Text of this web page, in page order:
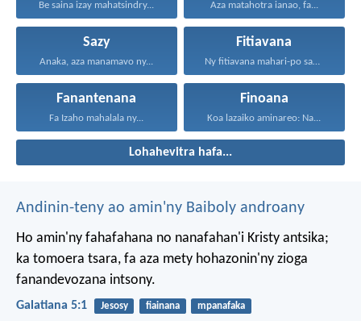
Be saina izay mahatsindry... Aza matahotra ianao, fa...
Sazy
Anaka, aza manamavo ny...
Fitiavana
Ny fitiavana mahari-po sady...
Fanantenana
Fa Izaho mahalala ny...
Finoana
Koa lazaiko aminareo: Na...
Lohahevitra hafa...
Andinin-teny ao amin'ny Baiboly androany
Ho amin'ny fahafahana no nanafahan'i Kristy antsika;
ka tomoera tsara, fa aza mety hohazonin'ny zioga
fanandevozana intsony.
Galatiana 5:1 Jesosy fiainana mpanafaka